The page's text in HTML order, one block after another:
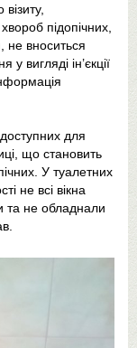
підопічних,
не вноситься
вигляді ін’єкції
для
що становить
У туалетних
не всі вікна
та не обладнали